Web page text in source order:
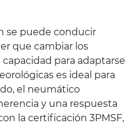
se puede conducir
que cambiar los
para adaptarse
es ideal para
el neumático
y una respuesta
la certificación 3PMSF,